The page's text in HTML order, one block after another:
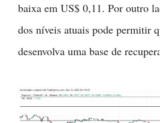
baixa em US$ 0,11. Por outro
dos níveis atuais pode permitir
desenvolva uma base de